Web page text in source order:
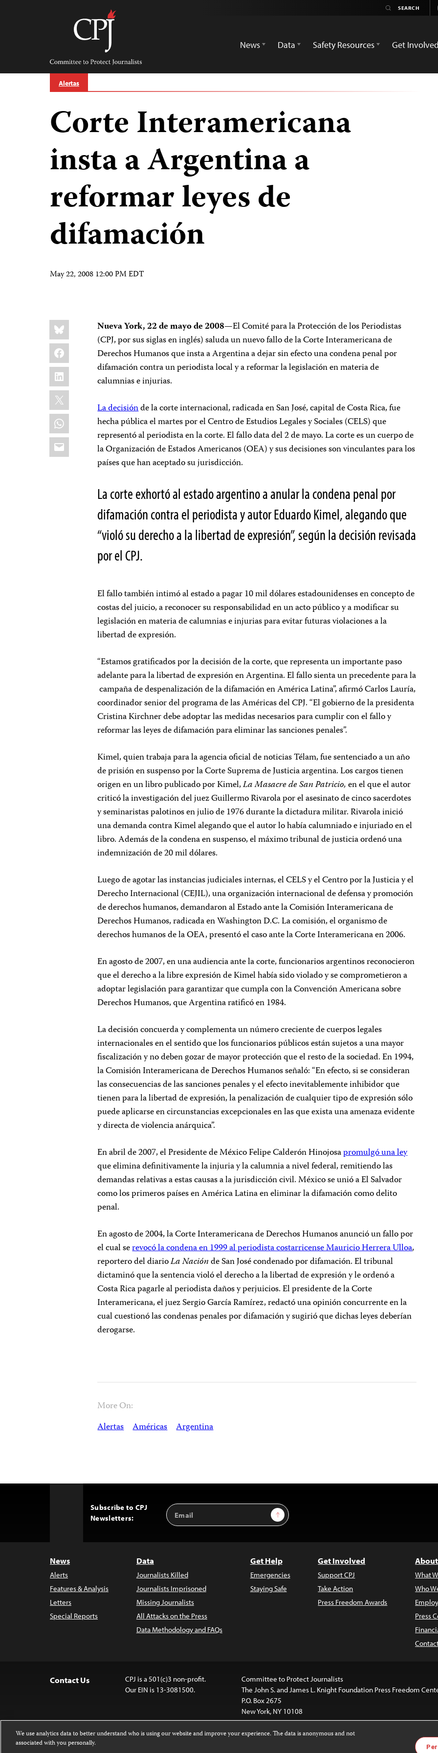
Committee
Protect
Journalists
News
Data Safety Resources Get Involved
Alertas
Corte Interamericana
insta a Argentina a
reformar leyes de
difamación
May 22, 2008 12:00 PM EDT
Share
this:
Bluesky
Facebook
LinkedIn
X
WhatsApp
Email
Nueva York, 22 de mayo de 2008—El Comité para la Protección de los Periodistas
(CPJ, por sus siglas en inglés) saluda un nuevo fallo de la Corte Interamericana de
Derechos Humanos que insta a Argentina a dejar sin efecto una condena penal por
difamación contra un periodista local y a reformar la legislación en materia de
calumnias e injurias.
La decisiónde la corte internacional, radicada en San José, capital de Costa Rica, fue
hecha pública el martes por el Centro de Estudios Legales y Sociales (CELS) que
representó al periodista en la corte. El fallo data del 2 de mayo. La corte es un cuerpo de
la Organización de Estados Americanos (OEA) y sus decisiones son vinculantes para los
países que han aceptado su jurisdicción.
La corte exhortó al estado argentino a anular la condena penal por
difamación contra el periodista y autor Eduardo Kimel, alegando que
“violó su derecho a la libertad de expresión”, según la decisión revisada
por el CPJ.
El fallo también intimó al estado a pagar 10 mil dólares estadounidenses en concepto de
costas del juicio, a reconocer su responsabilidad en un acto público y a modificar su
legislación en materia de calumnias e injurias para evitar futuras violaciones a la
libertad de expresión.
“Estamos gratificados por la decisión de la corte, que representa un importante paso
adelante para la libertad de expresión en Argentina. El fallo sienta un precedente para la
campaña de despenalización de la difamación en América Latina”, afirmó Carlos Lauría,
coordinador senior del programa de las Américas del CPJ. “El gobierno de la presidenta
Cristina Kirchner debe adoptar las medidas necesarios para cumplir con el fallo y
reformar las leyes de difamación para eliminar las sanciones penales”.
Kimel, quien trabaja para la agencia oficial de noticias Télam, fue sentenciado a un año
de prisión en suspenso por la Corte Suprema de Justicia argentina. Los cargos tienen
origen en un libro publicado por Kimel,La Masacre de San Patricio,en el que el autor
criticó la investigación del juez Guillermo Rivarola por el asesinato de cinco sacerdotes
y seminaristas palotinos en julio de 1976 durante la dictadura militar. Rivarola inició
una demanda contra Kimel alegando que el autor lo había calumniado e injuriado en el
libro. Además de la condena en suspenso, el máximo tribunal de justicia ordenó una
indemnización de 20 mil dólares.
Luego de agotar las instancias judiciales internas, el CELS y el Centro por la Justicia y el
Derecho Internacional (CEJIL), una organización internacional de defensa y promoción
de derechos humanos, demandaron al Estado ante la Comisión Interamericana de
Derechos Humanos, radicada en Washington D.C. La comisión, el organismo de
derechos humanos de la OEA, presentó el caso ante la Corte Interamericana en 2006.
En agosto de 2007, en una audiencia ante la corte, funcionarios argentinos reconocieron
que el derecho a la libre expresión de Kimel había sido violado y se comprometieron a
adoptar legislación para garantizar que cumpla con la Convención Americana sobre
Derechos Humanos, que Argentina ratificó en 1984.
La decisión concuerda y complementa un número creciente de cuerpos legales
internacionales en el sentido que los funcionarios públicos están sujetos a una mayor
fiscalización y no deben gozar de mayor protección que el resto de la sociedad. En 1994,
la Comisión Interamericana de Derechos Humanos señaló: “En efecto, si se consideran
las consecuencias de las sanciones penales y el efecto inevitablemente inhibidor que
tienen para la libertad de expresión, la penalización de cualquier tipo de expresión sólo
puede aplicarse en circunstancias excepcionales en las que exista una amenaza evidente
y directa de violencia anárquica”.
En abril de 2007, el Presidente de México Felipe Calderón Hinojosapromulgó una ley
que elimina definitivamente la injuria y la calumnia a nivel federal, remitiendo las
demandas relativas a estas causas a la jurisdicción civil. México se unió a El Salvador
como los primeros países en América Latina en eliminar la difamación como delito
penal.
En agosto de 2004, la Corte Interamericana de Derechos Humanos anunció un fallo por
el cual serevocó la condena en 1999 al periodista costarricense Mauricio Herrera Ulloa,
reportero del diarioLa Naciónde San José condenado por difamación. El tribunal
dictaminó que la sentencia violó el derecho a la libertad de expresión y le ordenó a
Costa Rica pagarle al periodista daños y perjuicios. El presidente de la Corte
Interamericana, el juez Sergio García Ramírez, redactó una opinión concurrente en la
cual cuestionó las condenas penales por difamación y sugirió que dichas leyes deberían
derogarse.
More On:
Alertas Américas Argentina
Subscribe to CPJ
Newsletters:
Email
Address
Sign Up
News
Alerts
Features & Analysis
Letters
Special Reports
Data
Journalists Killed
Journalists Imprisoned
Missing Journalists
All Attacks on the Press
Data Methodology and FAQs
Get Help
Emergencies
Staying Safe
Get Involved
Support CPJ
Take Action
Press Freedom Awards
What
Who
Press
Contact Us
CPJ is a 501(c)3 non-profit.
Our EIN is 13-3081500.
Committee to Protect Journalists
The John S. and James L. Knight Foundation Press Freedom
P.O. Box 2675
New York, NY 10108
Except where noted, text on this website is licensed under a
Images and other
We use analytics data to better understand who is using our website and improve your experience. The data is anonymous and not
associated with you personally.